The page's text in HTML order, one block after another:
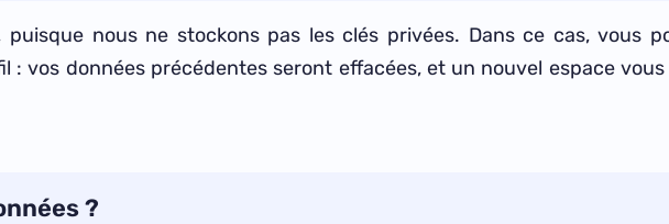
puisque nous ne stockons pas les clés privées. Dans ce cas, vous
: vos données précédentes seront effacées, et un nouvel espace
?